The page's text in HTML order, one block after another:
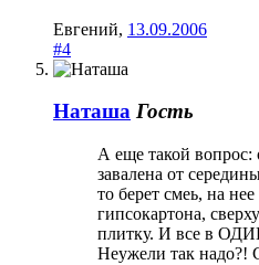
Евгений, 13.09.2006
#4
Наташа Гость
А еще такой вопрос:
завалена от
то берет смеь, на
гипсокартона,
плитку. И все в
Неужели так надо?!